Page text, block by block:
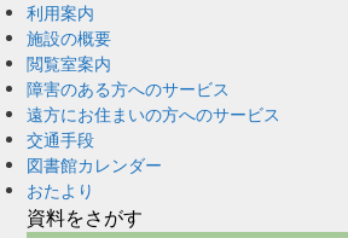
利用案内
施設の概要
閲覧室案内
障害のある方へのサービス
遠方にお住まいの方へのサービス
交通手段
図書館カレンダー
おたより
資料をさがす